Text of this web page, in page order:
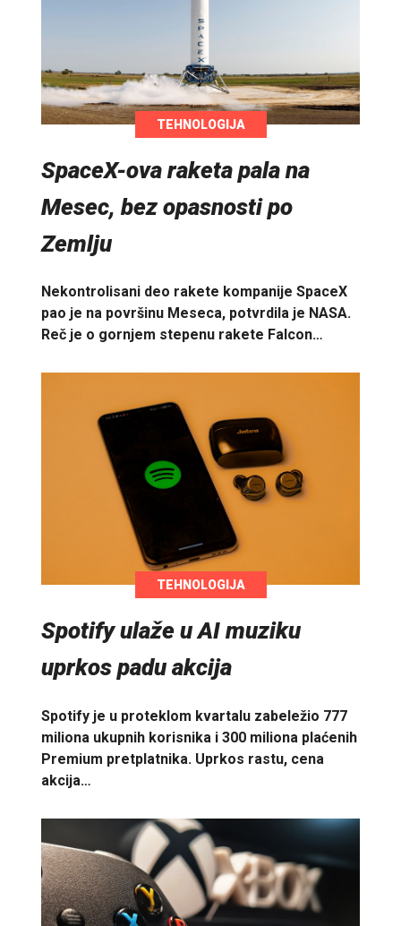
TEHNOLOGIJA
SpaceX-ova raketa pala na
Mesec, bez opasnosti po
Zemlju
Nekontrolisani deo rakete kompanije SpaceX
pao je na površinu Meseca, potvrdila je NASA.
Reč je o gornjem stepenu rakete Falcon…
TEHNOLOGIJA
Spotify ulaže u AI muziku
uprkos padu akcija
Spotify je u proteklom kvartalu zabeležio 777
miliona ukupnih korisnika i 300 miliona plaćenih
Premium pretplatnika. Uprkos rastu, cena
akcija…